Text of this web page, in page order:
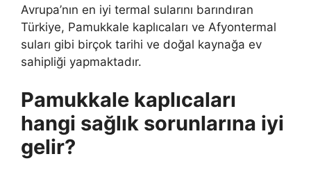
Avrupa’nın en iyi termal sularını barındıran
Türkiye, Pamukkale kaplıcaları ve Afyontermal
suları gibi birçok tarihi ve doğal kaynağa ev
sahipliği yapmaktadır.
Pamukkale kaplıcaları
hangi sağlık sorunlarına iyi
gelir?